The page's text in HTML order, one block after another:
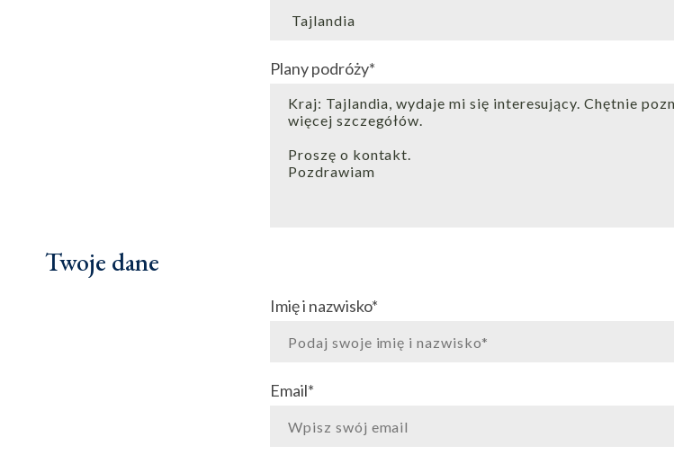
Plany podróży*
Twoje dane
Imię i nazwisko*
Email*